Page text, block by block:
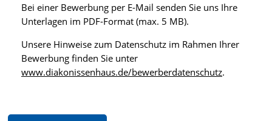
Bei einer Bewerbung per E-Mail senden Sie uns Ihre
Unterlagen im PDF-Format (max. 5 MB).
Unsere Hinweise zum Datenschutz im Rahmen Ihrer
Bewerbung finden Sie unter
www.diakonissenhaus.de/bewerberdatenschutz.